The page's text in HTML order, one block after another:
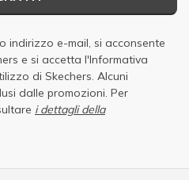
indirizzo e-mail, si acconsente
e si accetta l'Informativa
di Skechers. Alcuni
dalle promozioni. Per
i dettagli della